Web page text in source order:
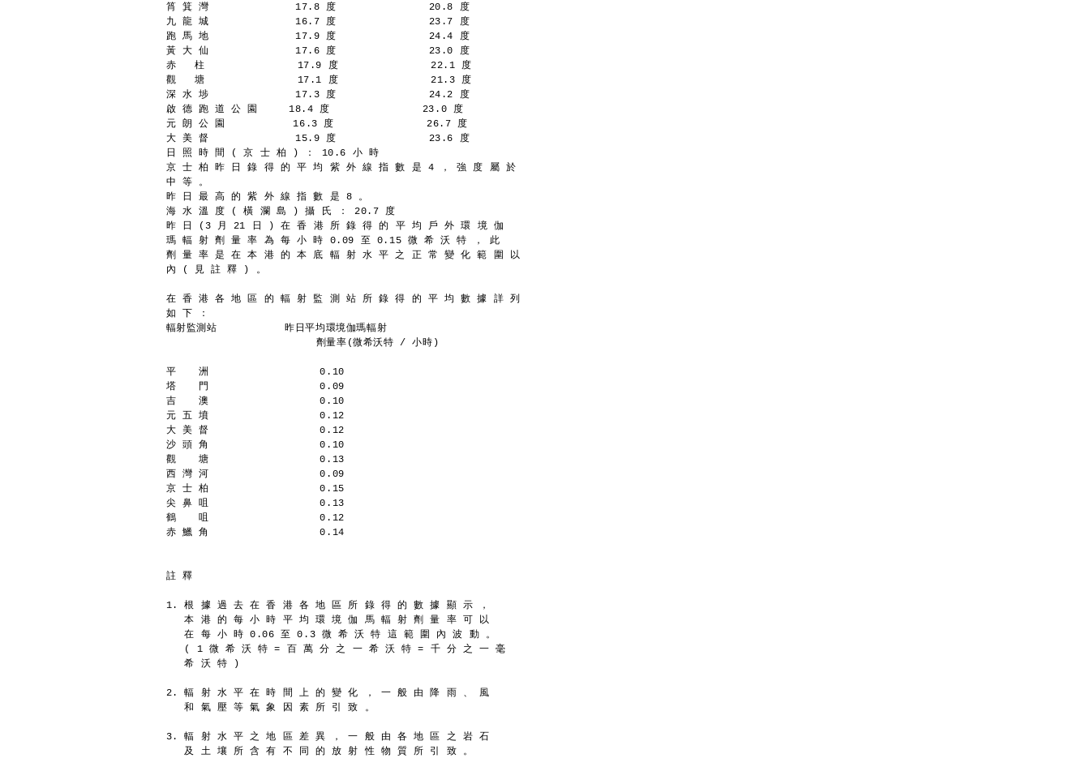
筲 箕 灣              17.8 度               20.8 度
九 龍 城              16.7 度               23.7 度
跑 馬 地              17.9 度               24.4 度
黃 大 仙              17.6 度               23.0 度
赤   柱               17.9 度               22.1 度
觀   塘               17.1 度               21.3 度
深 水 埗              17.3 度               24.2 度
啟 德 跑 道 公 園     18.4 度               23.0 度
元 朗 公 園           16.3 度               26.7 度
大 美 督              15.9 度               23.6 度
日 照 時 間 ( 京 士 柏 ) ： 10.6 小 時
京 士 柏 昨 日 錄 得 的 平 均 紫 外 線 指 數 是 4 ， 強 度 屬 於
中 等 。
昨 日 最 高 的 紫 外 線 指 數 是 8 。
海 水 溫 度 ( 橫 瀾 島 ) 攝 氏 ： 20.7 度
昨 日 (3 月 21 日 ) 在 香 港 所 錄 得 的 平 均 戶 外 環 境 伽
瑪 輻 射 劑 量 率 為 每 小 時 0.09 至 0.15 微 希 沃 特 ， 此
劑 量 率 是 在 本 港 的 本 底 輻 射 水 平 之 正 常 變 化 範 圍 以
內 ( 見 註 釋 ) 。
在 香 港 各 地 區 的 輻 射 監 測 站 所 錄 得 的 平 均 數 據 詳 列
如 下 ：
輻射監測站           昨日平均環境伽瑪輻射
	                 劑量率(微希沃特 / 小時)
平  　洲                  0.10
塔  　門                  0.09
吉　  澳                  0.10
元 五 墳                  0.12
大 美 督                  0.12
沙 頭 角                  0.10
觀  　塘                  0.13
西 灣 河                  0.09
京 士 柏                  0.15
尖 鼻 咀                  0.13
鶴  　咀                  0.12
赤 鱲 角                  0.14
註 釋
1. 根 據 過 去 在 香 港 各 地 區 所 錄 得 的 數 據 顯 示 ，
本 港 的 每 小 時 平 均 環 境 伽 馬 輻 射 劑 量 率 可 以
在 每 小 時 0.06 至 0.3 微 希 沃 特 這 範 圍 內 波 動 。
( 1 微 希 沃 特 = 百 萬 分 之 一 希 沃 特 = 千 分 之 一 毫
希 沃 特 )
2. 輻 射 水 平 在 時 間 上 的 變 化 ， 一 般 由 降 雨 、 風
和 氣 壓 等 氣 象 因 素 所 引 致 。
3. 輻 射 水 平 之 地 區 差 異 ， 一 般 由 各 地 區 之 岩 石
及 土 壤 所 含 有 不 同 的 放 射 性 物 質 所 引 致 。